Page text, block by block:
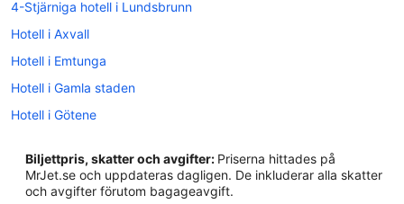
4-Stjärniga hotell i Lundsbrunn
Hotell i Axvall
Hotell i Emtunga
Hotell i Gamla staden
Hotell i Götene
Hotell i Järpås
Hotell i Källby
Biljettpris, skatter och avgifter: Priserna hittades på
MrJet.se och uppdateras dagligen. De inkluderar alla skatter
och avgifter förutom bagageavgift.